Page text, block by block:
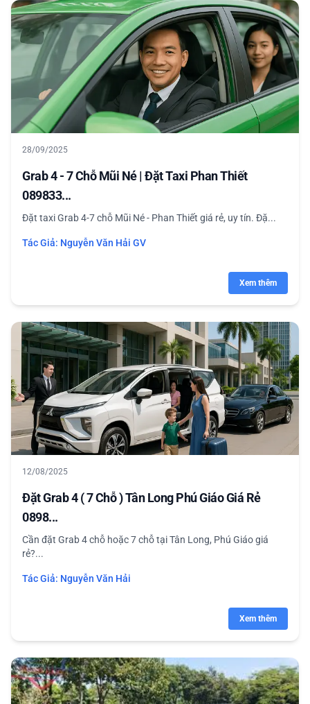
28/09/2025
Grab 4 - 7 Chỗ Mũi Né | Đặt Taxi Phan Thiết
089833...
Đặt taxi Grab 4-7 chỗ Mũi Né - Phan Thiết giá rẻ, uy tín. Đặ...
Tác Giả: Nguyễn Văn Hải GV
Xem thêm
12/08/2025
Đặt Grab 4 ( 7 Chỗ ) Tân Long Phú Giáo Giá Rẻ
0898...
Cần đặt Grab 4 chỗ hoặc 7 chỗ tại Tân Long, Phú Giáo giá
rẻ?...
Tác Giả: Nguyễn Văn Hải
Xem thêm